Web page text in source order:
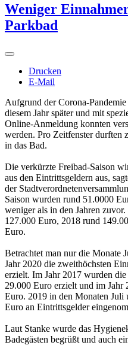
Weniger
Parkbad
Drucken
E-Mail
Aufgrund der Corona-
diesem Jahr später und mit
Online-Anmeldung konnten
werden. Pro Zeitfenster durften
in das Bad.
Die verkürzte Freibad-Saison
aus den Eintrittsgeldern aus,
der
Saison wurden rund 51.0000
weniger als in den Jahren
127.000 Euro, 2018 rund
Euro.
Betrachtet man nur die Monate
Jahr 2020 die zweithöchsten
erzielt. Im Jahr 2017 wurden
29.000 Euro erzielt und im Jahr
Euro. 2019 in den Monaten
Euro an Eintrittsgelder
Laut Stanke wurde das
Badegästen begrüßt und auch